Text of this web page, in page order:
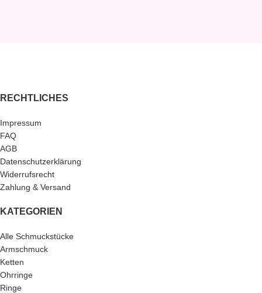
RECHTLICHES
Impressum
FAQ
AGB
Datenschutzerklärung
Widerrufsrecht
Zahlung & Versand
KATEGORIEN
Alle Schmuckstücke
Armschmuck
Ketten
Ohrringe
Ringe